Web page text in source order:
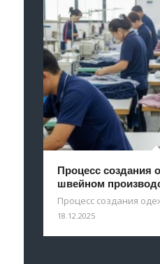
Процесс создания
швейном
Процесс создания
18.12.2025